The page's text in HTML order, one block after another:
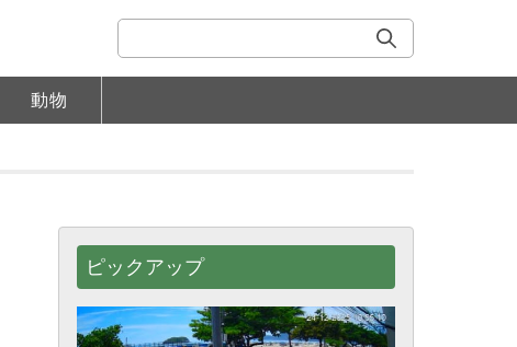
動物
ピックアップ